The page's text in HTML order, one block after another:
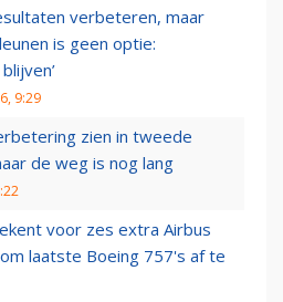
verbeteren, maar
is geen optie:
9:29
zien in tweede
de weg is nog lang
voor zes extra Airbus
laatste Boeing 757's af te